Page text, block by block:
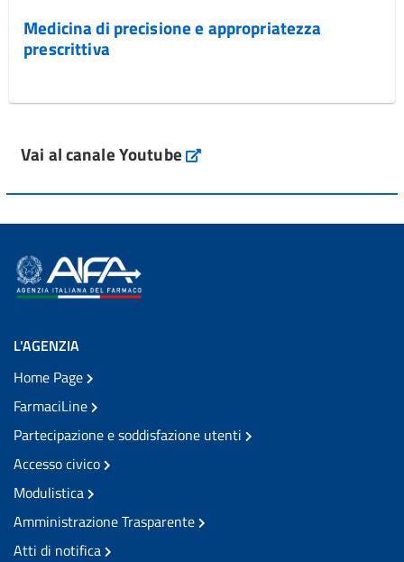
Medicina di precisione e appropriatezza
prescrittiva
Vai al canale Youtube
L'AGENZIA
Home Page
FarmaciLine
Partecipazione e soddisfazione utenti
Accesso civico
Modulistica
Amministrazione Trasparente
Atti di notifica